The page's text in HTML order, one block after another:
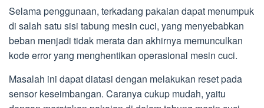
Selama penggunaan, terkadang pakaian dapat menumpuk
di salah satu sisi tabung mesin cuci, yang menyebabkan
beban menjadi tidak merata dan akhirnya memunculkan
kode error yang menghentikan operasional mesin cuci.
Masalah ini dapat diatasi dengan melakukan reset pada
sensor keseimbangan. Caranya cukup mudah, yaitu